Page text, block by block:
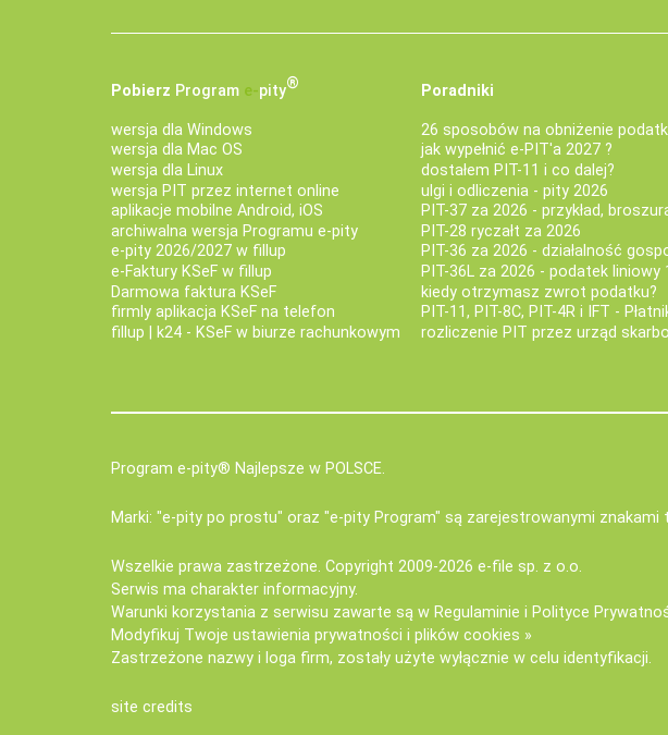
Pobierz Program e‑pity®
wersja dla Windows
wersja dla Mac OS
wersja dla Linux
wersja PIT przez internet online
aplikacje mobilne Android, iOS
archiwalna wersja Programu e-pity
e-pity 2026/2027 w fillup
e‑Faktury KSeF w fillup
Darmowa faktura KSeF
firmly aplikacja KSeF na telefon
fillup | k24 - KSeF w biurze rachunkowym
Poradniki
26 sposobów na obniżenie
jak wypełnić e-PIT'a 2027 ?
dostałem PIT-11 i co dalej?
ulgi i odliczenia - pity 2026
PIT-37 za 2026 - przykład,
PIT-28 ryczałt za 2026
PIT-36 za 2026 - działalność
PIT-36L za 2026 - podatek liniowy
kiedy otrzymasz zwrot podatku?
PIT-11, PIT-8C, PIT-4R i IFT -
rozliczenie PIT przez urząd
Program e-pity® Najlepsze w POLSCE.
Marki: "e-pity po prostu" oraz "e-pity Program" są zarejestrowanymi
Wszelkie prawa zastrzeżone. Copyright 2009-2026 e-file sp. z o.o.
Serwis ma charakter informacyjny.
Warunki korzystania z serwisu zawarte są w Regulaminie i Polityce
Modyfikuj Twoje ustawienia prywatności i plików cookies »
Zastrzeżone nazwy i loga firm, zostały użyte wyłącznie w celu identyfikacji.
site credits